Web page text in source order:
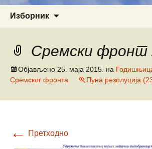
Изборник
Сремски фронт
Објављено 25. маја 2015. на
Сремског фронта
Пуна резолуција
← Претходно